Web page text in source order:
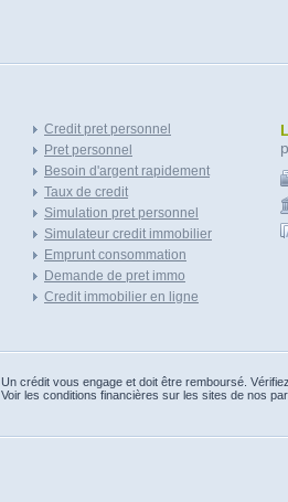
Credit pret personnel
Pret personnel
Besoin d'argent rapidement
Taux de credit
Simulation pret personnel
Simulateur credit immobilier
Emprunt consommation
Demande de pret immo
Credit immobilier en ligne
Un crédit vous engage et doit être remboursé.
Voir les conditions financières sur les sites de nos